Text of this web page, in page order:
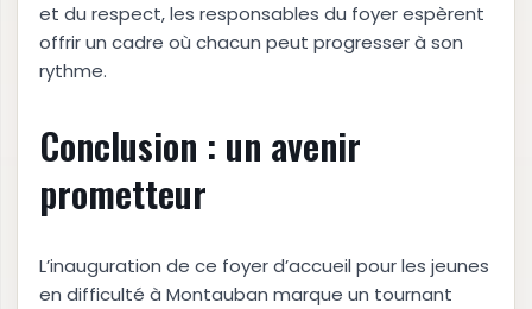
et du respect, les responsables du foyer espèrent
offrir un cadre où chacun peut progresser à son
rythme.
Conclusion : un avenir
prometteur
L’inauguration de ce foyer d’accueil pour les jeunes
en difficulté à Montauban marque un tournant